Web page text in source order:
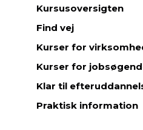
Kursusoversigten
Find vej
Kurser for
Kurser for
Klar til
Praktisk information